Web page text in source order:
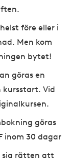
före eller i
Men kom
bytet!
göras en
kursstart. Vid
göras
inom 30 dagar
sig rätten att